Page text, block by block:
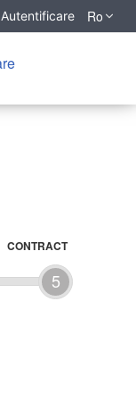
Autentificare Ro
5
CONTRACT